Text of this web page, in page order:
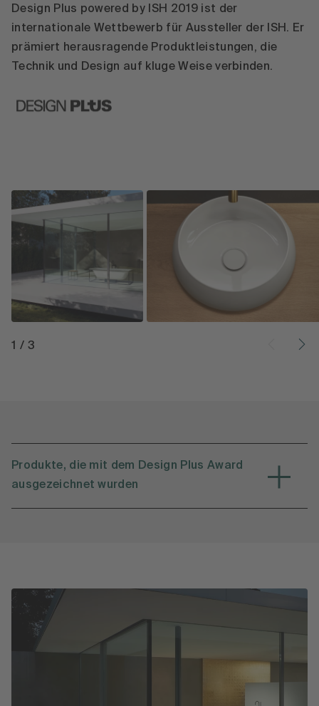
Design Plus powered by ISH 2019 ist der
internationale Wettbewerb für Aussteller der ISH. Er
prämiert herausragende Produktleistungen, die
Technik und Design auf kluge Weise verbinden.
1 /3
Produkte, die mit dem Design Plus Award
ausgezeichnet wurden